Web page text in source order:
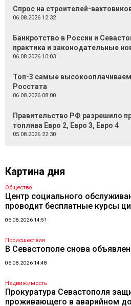
Спрос на строителей-
06.08.2026 12:32
Банкротство в России и
практика и законодательные
06.08.2026 10:03
Топ-3 самые
Росстата
06.08.2026 08:00
Правительство РФ разрешило
топлива Евро 2, Евро 3, Евро 4
05.08.2026 22:30
Картина дня
Общество
Центр социального
проводит бесплатные курсы
06.08.2026 14:51
Происшествия
В Севастополе снова
06.08.2026 14:48
Недвижимость
Прокуратура Севастополя
проживающего в аварийном